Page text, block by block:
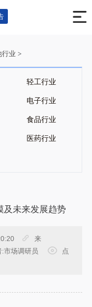
行业 >
轻工行业
电子行业
食品行业
医药行业
及未来发展趋势
来
:市场调研员
点